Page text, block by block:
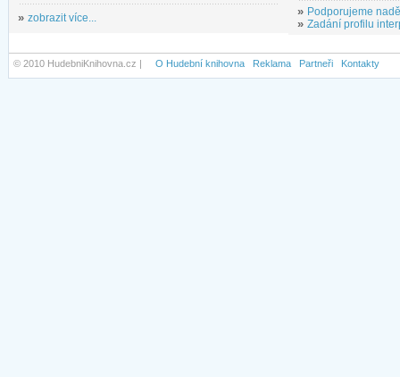
» zobrazit více... » Podporujeme
» Zadání profilu
© 2010 HudebniKnihovna.cz | O Hudební knihovna Reklama Partneři Kontakty